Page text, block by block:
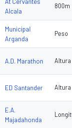
At Cervantes
Alcala
800m
Municipal
Arganda
Peso
A.D. Marathon Altura
ED Santander Altura
E.A.
Majadahonda